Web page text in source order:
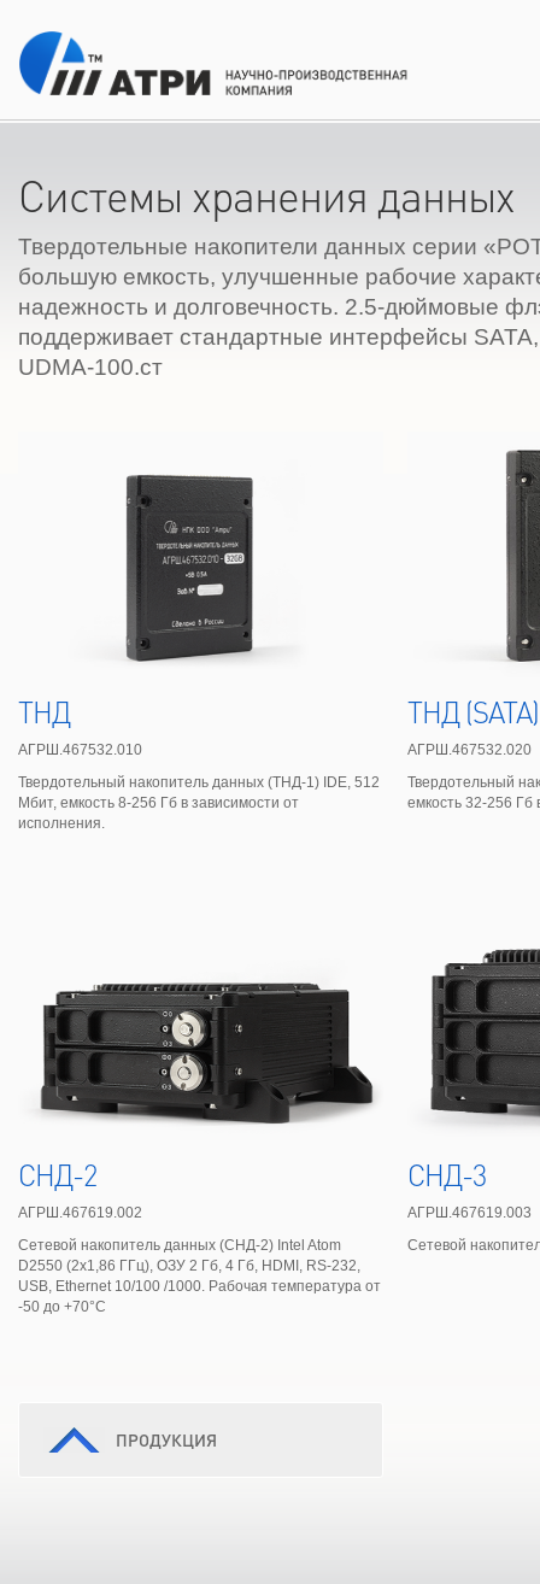
Системы хранения данных
Твердотельные накопители данных серии
большую емкость, улучшенные рабочие
надежность и долговечность. 2.5-дюймовые
поддерживает стандартные интерфейсы
UDMA-100.ст
ТНД
АГРШ.467532.010
Твердотельный накопитель данных (ТНД-1) IDE, 512
Мбит, емкость 8-256 Гб в зависимости от
исполнения.
ТНД (SATA)
АГРШ.467532.020
Твердотельный
емкость 32-256 Гб
АГРШ.467619.002
Сетевой накопитель данных (СНД-2) Intel Atom
D2550 (2x1,86 ГГц), ОЗУ 2 Гб, 4 Гб, HDMI, RS-232,
USB, Ethernet 10/100 /1000. Рабочая температура от
-50 до +70°С
СНД-3
АГРШ.467619.003
Сетевой
ПРОДУКЦИЯ